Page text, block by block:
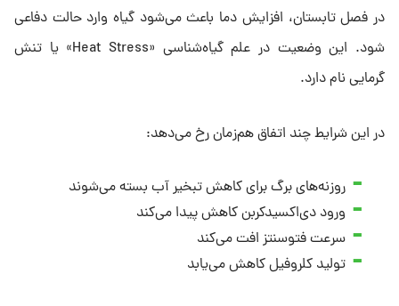
در فصل تابستان، افزایش دما باعث می‌شود گیاه وارد حالت دفاعی
شود. این وضعیت در علم گیاه‌شناسی «Heat Stress» یا تنش
گرمایی نام دارد.
در این شرایط چند اتفاق هم‌زمان رخ می‌دهد:
روزنه‌های برگ برای کاهش تبخیر آب بسته می‌شوند
ورود دی‌اکسیدکربن کاهش پیدا می‌کند
سرعت فتوسنتز افت می‌کند
تولید کلروفیل کاهش می‌یابد